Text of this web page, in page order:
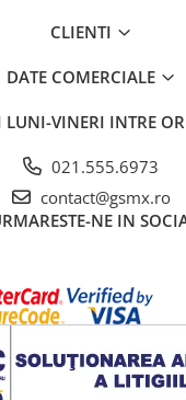
CLIENTI
DATE COMERCIALE
LUNI-VINERI INTRE
021.555.6973
contact@gsmx.ro
NE IN